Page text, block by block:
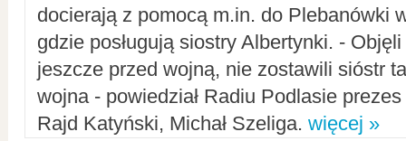
docierają z pomocą m.in. do Plebanówki
gdzie posługują siostry Albertynki. -
jeszcze przed wojną, nie zostawili sióstr
wojna - powiedział Radiu Podlasie
Rajd Katyński, Michał Szeliga. więcej »